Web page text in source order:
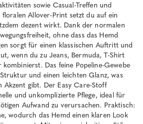
sowie Casual-Treffen und
Allover-Print setzt du auf ein
dezent wirkt. Dank der normalen
ohne dass das Hemd
sorgt für einen klassischen Auftritt und
wenn du zu Jeans, Bermuda, T-Shirt
Das feine Popeline-Gewebe
und einen leichten Glanz, was
Akzent gibt. Der Easy Care-Stoff
und unkomplizierte Pflege, ideal für
Aufwand zu verursachen. Praktisch:
wodurch das Hemd einen klaren Look